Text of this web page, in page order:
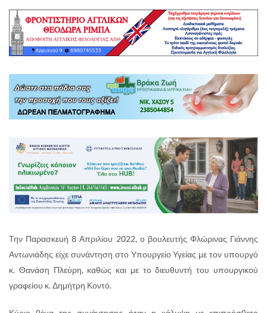
Την Παρασκευή 8 Απριλίου 2022, ο βουλευτής Φλώρινας Γιάννης
Αντωνιάδης είχε συνάντηση στο Υπουργείο Υγείας με τον υπουργό
κ. Θανάση Πλεύρη, καθώς και με το διευθυντή του υπουργικού
γραφείου κ. Δημήτρη Κοντό.